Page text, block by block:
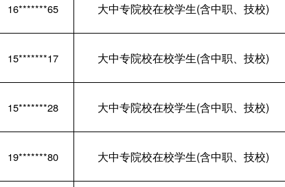
16*******65 大中专院校在校学生(含中职、技校)
15*******17 大中专院校在校学生(含中职、技校)
15*******28 大中专院校在校学生(含中职、技校)
19*******80 大中专院校在校学生(含中职、技校)